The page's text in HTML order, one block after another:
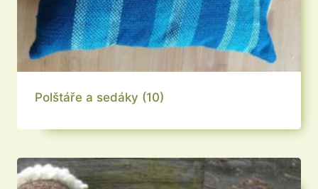
Polštáře a sedáky (10)